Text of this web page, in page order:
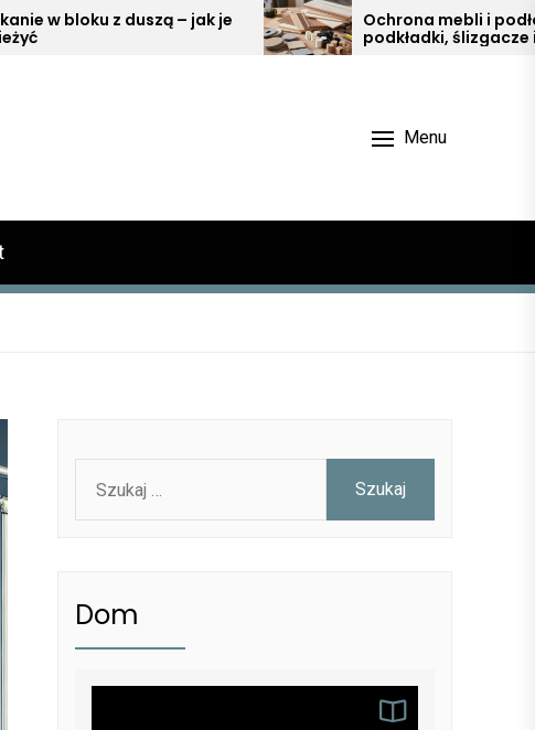
jak je
Ochrona mebli i podłóg –
podkładki, ślizgacze i odbojniki w
aranżacji wnętrz
Menu
Dom